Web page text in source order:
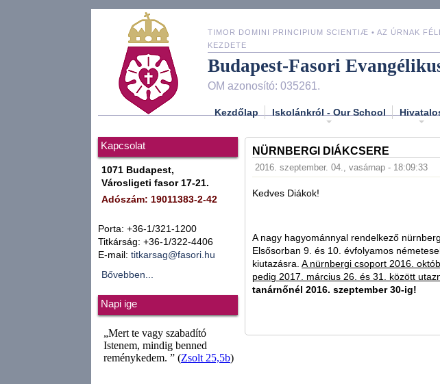
TIMOR DOMINI PRINCIPIUM SCIENTIÆ • AZ ÚRNAK
KEZDETE
Budapest-Fasori
OM azonosító: 035261.
Kezdőlap Iskolánkról - Our School
Kapcsolat
1071 Budapest,
Városligeti fasor 17-21.
Adószám: 19011383-2-42
Porta: +36-1/321-1200
Titkárság: +36-1/322-4406
E-mail: titkarsag@fasori.hu
Bővebben...
Napi ige
NÜRNBERGI DIÁKCSERE
2016. szeptember. 04., vasárnap - 18:09:33
Kedves Diákok!
A nagy hagyománnyal rendelkező
Elsősorban 9. és 10. évfolyamos
kiutazásra. A nürnbergi csoport 2016.
pedig 2017. március 26. és 31. között
tanárnőnél 2016. szeptember 30-ig!